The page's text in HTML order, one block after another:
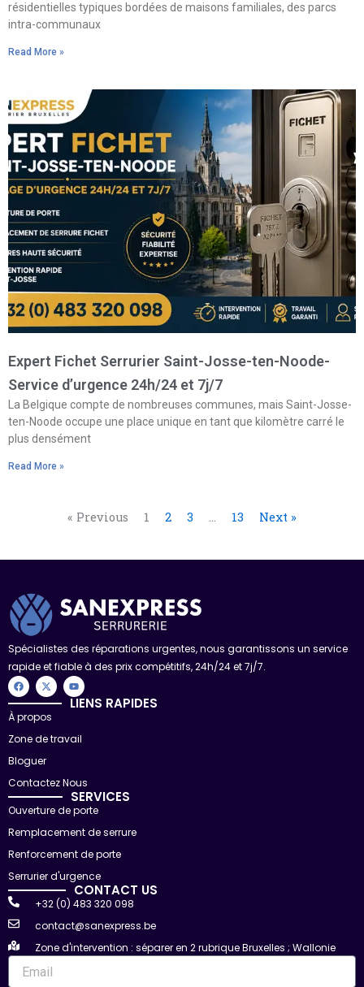
résidentielles typiques bordées de maisons familiales, des parcs
intra-communaux
Read More »
Expert Fichet Serrurier Saint-Josse-ten-Noode-
Service d’urgence 24h/24 et 7j/7
La Belgique compte de nombreuses communes, mais Saint-Josse-
ten-Noode occupe une place unique en tant que kilomètre carré le
plus densément
Read More »
« Previous 1 2 3 … 13 Next »
Spécialistes des réparations urgentes, nous garantissons un service
rapide et fiable à des prix compétitifs, 24h/24 et 7j/7.
F
a
c
b
o
X
-
t
i
t
r
Y
o
u
t
e
LIENS RAPIDES
À propos
Zone de travail
Bloguer
Contactez Nous
SERVICES
Ouverture de porte
Remplacement de serrure
Renforcement de porte
Serrurier d'urgence
CONTACT US
+32 (0) 483 320 098
contact@sanexpress.be
Zone d'intervention : séparer en 2 rubrique Bruxelles ; Wallonie